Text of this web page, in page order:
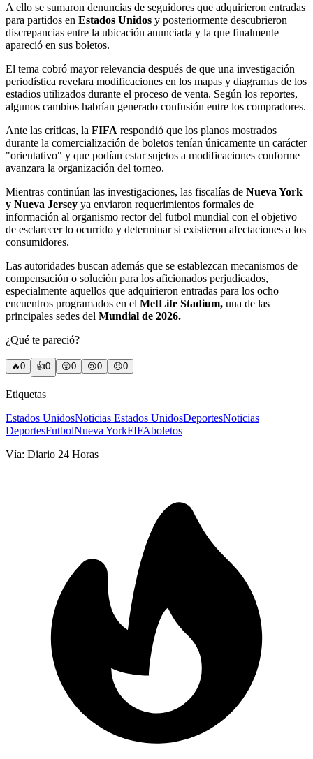
A ello se sumaron denuncias de seguidores que adquirieron entradas
para partidos en Estados Unidos y posteriormente descubrieron
discrepancias entre la ubicación anunciada y la que finalmente
apareció en sus boletos.
El tema cobró mayor relevancia después de que una investigación
periodística revelara modificaciones en los mapas y diagramas de los
estadios utilizados durante el proceso de venta. Según los reportes,
algunos cambios habrían generado confusión entre los compradores.
Ante las críticas, la FIFA respondió que los planos mostrados
durante la comercialización de boletos tenían únicamente un carácter
"orientativo" y que podían estar sujetos a modificaciones conforme
avanzara la organización del torneo.
Mientras continúan las investigaciones, las fiscalías de Nueva York
y Nueva Jersey ya enviaron requerimientos formales de
información al organismo rector del futbol mundial con el objetivo
de esclarecer lo ocurrido y determinar si existieron afectaciones a los
consumidores.
Las autoridades buscan además que se establezcan mecanismos de
compensación o solución para los aficionados perjudicados,
especialmente aquellos que adquirieron entradas para los ocho
encuentros programados en el MetLife Stadium, una de las
principales sedes del Mundial de 2026.
¿Qué te pareció?
🔥0 👍0 😲0 😢0 😠0
Etiquetas
Estados UnidosNoticias Estados UnidosDeportesNoticias
DeportesFutbolNueva YorkFIFAboletos
Vía: Diario 24 Horas